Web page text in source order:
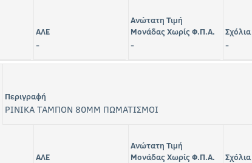
ΑΛΕ
-
Ανώτατη Τιμή
Μονάδας Χωρίς Φ.Π.Α.
-
Σχόλια
-
Περιγραφή
ΡΙΝΙΚΑ ΤΑΜΠΟΝ 80ΜΜ ΠΩΜΑΤΙΣΜΟΙ
ΑΛΕ
Ανώτατη Τιμή
Μονάδας Χωρίς Φ.Π.Α.
Σχόλια